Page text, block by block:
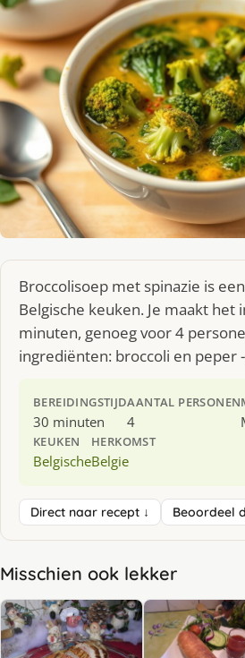
Broccolisoep met spinazie is
Belgische keuken. Je maakt het
minuten, genoeg voor 4
ingrediënten: broccoli en peper
BEREIDINGSTIJD
30 minuten
AANTAL PERSONEN
4
KEUKEN
Belgische
HERKOMST
Belgie
Direct naar recept ↓ Beoordeel
Misschien ook lekker